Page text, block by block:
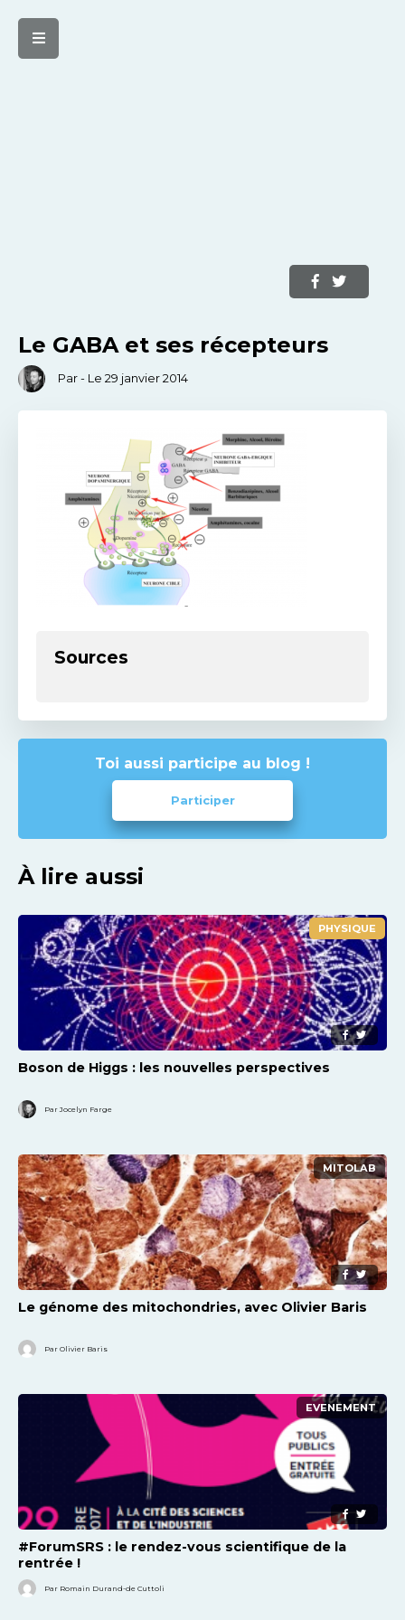
Le GABA et ses récepteurs
Par - Le 29 janvier 2014
Sources
Toi aussi participe au blog !
Participer
À lire aussi
PHYSIQUE
Boson de Higgs : les nouvelles perspectives
Par Jocelyn Farge
MITOLAB
Le génome des mitochondries, avec Olivier Baris
Par Olivier Baris
EVENEMENT
#ForumSRS : le rendez-vous scientifique de la
rentrée !
Par Romain Durand-de Cuttoli